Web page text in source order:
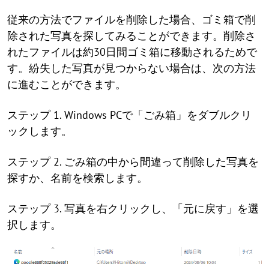
従来の方法でファイルを削除した場合、ゴミ箱で削
除された写真を探してみることができます。削除さ
れたファイルは約30日間ゴミ箱に移動されるためで
す。紛失した写真が見つからない場合は、次の方法
に進むことができます。
ステップ 1. Windows PCで「ごみ箱」をダブルクリ
ックします。
ステップ 2. ごみ箱の中から間違って削除した写真を
探すか、名前を検索します。
ステップ 3. 写真を右クリックし、「元に戻す」を選
択します。